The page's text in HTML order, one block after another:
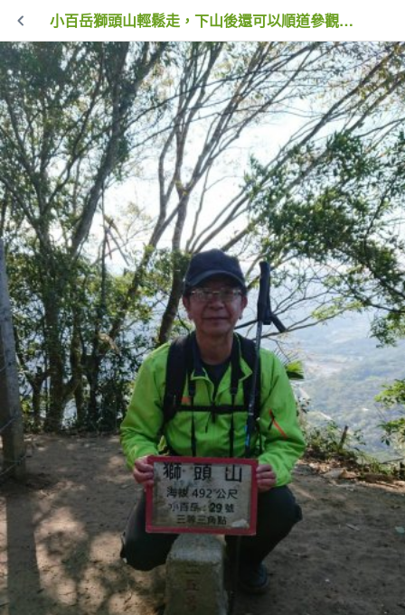
小百岳獅頭山輕鬆走，下山後還可以順道參觀落羽松秘境